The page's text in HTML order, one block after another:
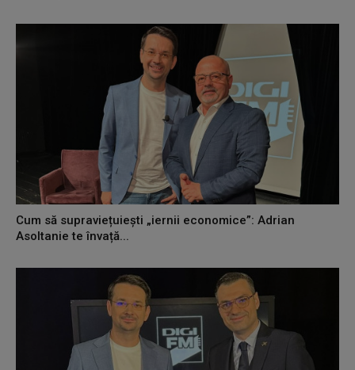
Cum să supraviețuiești „iernii economice”: Adrian
Asoltanie te învață...